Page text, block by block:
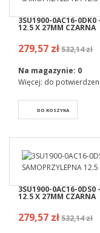
3SU1900-0AC16-0DK0
12.5 X 27MM CZARNA
279,57 zł532,14 zł
Na magazynie: 0
Więcej: do
DO KOSZYKA
3SU1900-0AC16-0DS0
12.5 X 27MM CZARNA
279,57 zł532,14 zł